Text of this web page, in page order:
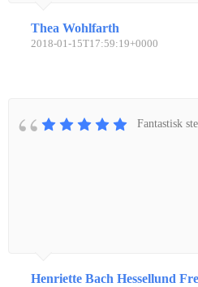
Thea Wohlfarth
2018-01-15T17:59:19+0000
Fantastisk
Henriette Bach Hessellund